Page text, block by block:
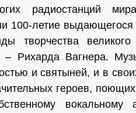
ради­останций
100-летие выдающегося
творчества
– Рихарда Вагнера.
и святыней, и в
героев,
вокальному